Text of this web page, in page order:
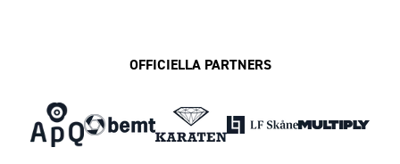
OFFICIELLA PARTNERS